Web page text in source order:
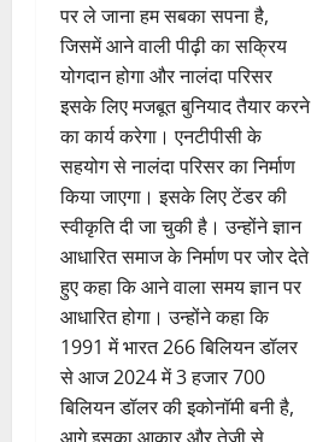
पर ले जाना हम सबका सपना है,
जिसमें आने वाली पीढ़ी का सक्रिय
योगदान होगा और नालंदा परिसर
इसके लिए मजबूत बुनियाद तैयार करने
का कार्य करेगा। एनटीपीसी के
सहयोग से नालंदा परिसर का निर्माण
किया जाएगा। इसके लिए टेंडर की
स्वीकृति दी जा चुकी है। उन्होंने ज्ञान
आधारित समाज के निर्माण पर जोर देते
हुए कहा कि आने वाला समय ज्ञान पर
आधारित होगा। उन्होंने कहा कि
1991 में भारत 266 बिलियन डॉलर
से आज 2024 में 3 हजार 700
बिलियन डॉलर की इकोनॉमी बनी है,
आगे इसका आकार और तेजी से